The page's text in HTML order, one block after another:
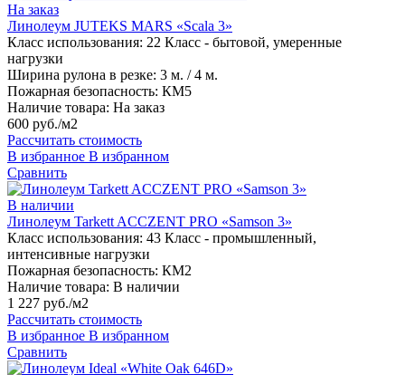
На заказ
Линолеум JUTEKS MARS «Scala 3»
Класс использования: 22 Класс - бытовой, умеренные
нагрузки
Ширина рулона в резке: 3 м. / 4 м.
Пожарная безопасность: КМ5
Наличие товара: На заказ
600 руб./м2
Рассчитать стоимость
В избранное В избранном
Сравнить
В наличии
Линолеум Tarkett ACCZENT PRO «Samson 3»
Класс использования: 43 Класс - промышленный,
интенсивные нагрузки
Пожарная безопасность: КМ2
Наличие товара: В наличии
1 227 руб./м2
Рассчитать стоимость
В избранное В избранном
Сравнить